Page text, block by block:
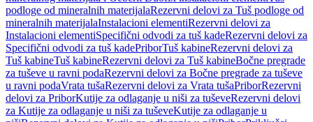
podloge od mineralnih materijalaRezervni delovi za Tuš podloge od
mineralnih materijalaInstalacioni elementiRezervni delovi za
Instalacioni elementiSpecifični odvodi za tuš kadeRezervni delovi za
Specifični odvodi za tuš kadePriborTuš kabineRezervni delovi za
Tuš kabineTuš kabineRezervni delovi za Tuš kabineBočne pregrade
za tuševe u ravni podaRezervni delovi za Bočne pregrade za tuševe
u ravni podaVrata tušaRezervni delovi za Vrata tušaPriborRezervni
delovi za PriborKutije za odlaganje u niši za tuševeRezervni delovi
za Kutije za odlaganje u niši za tuševeKutije za odlaganje u